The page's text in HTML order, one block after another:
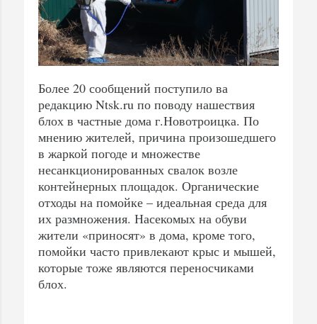
Более 20 сообщений поступило ва
редакцию Ntsk.ru по поводу нашествия
блох в частные дома г.Новотроицка. По
мнению жителей, причина произошедшего
в жаркой погоде и множестве
несанкционированных свалок возле
контейнерных площадок. Органические
отходы на помойке – идеальная среда для
их размножения. Насекомых на обуви
жители «приносят» в дома, кроме того,
помойки часто привлекают крыс и мышей,
которые тоже являются переносчиками
блох.